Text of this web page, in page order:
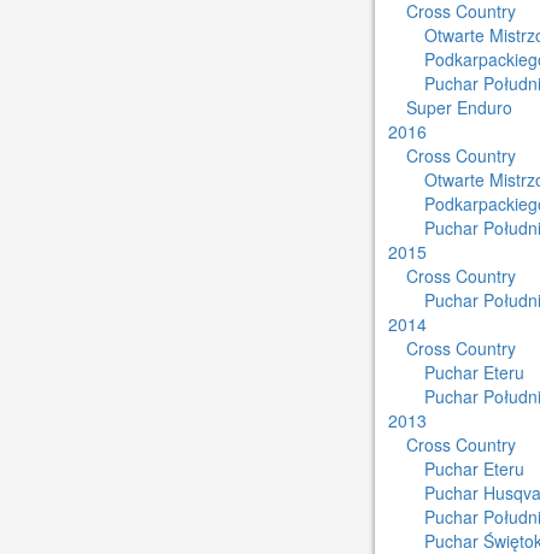
Cross Country
Otwarte
Puchar
Super Enduro
2016
Cross Country
Otwarte
Puchar
2015
Cross Country
Puchar
2014
Cross Country
Puchar Eteru
Puchar
2013
Cross Country
Puchar Eteru
Puchar
Puchar
Puchar